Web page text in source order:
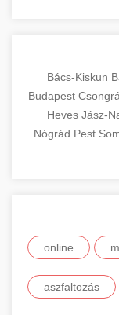
Bács-Kiskun
Budapest
Heves Jász-
Nógrád Pest
online
aszfaltozás